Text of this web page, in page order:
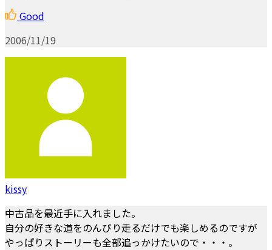
Good
2006/11/19
kissy
中古品を最近手に入れました。
自分の好きな道をのんびり走るだけでも楽しめるのですが
やっぱりストーリーも全部追っかけたいので・・・。